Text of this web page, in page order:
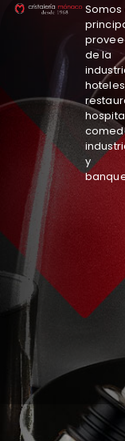
Somos
de la
y